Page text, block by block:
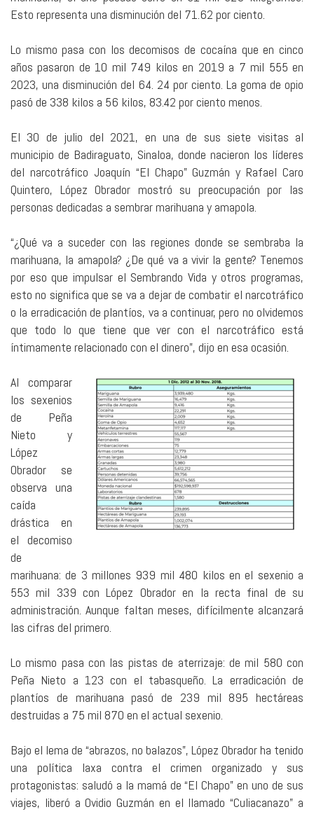
Esto representa una disminución del 71.62 por ciento.
Lo mismo pasa con los decomisos de cocaína que en cinco
años pasaron de 10 mil 749 kilos en 2019 a 7 mil 555 en
2023, una disminución del 64. 24 por ciento. La goma de opio
pasó de 338 kilos a 56 kilos, 83.42 por ciento menos.
El 30 de julio del 2021, en una de sus siete visitas al
municipio de Badiraguato, Sinaloa, donde nacieron los líderes
del narcotráfico Joaquín “El Chapo” Guzmán y Rafael Caro
Quintero, López Obrador mostró su preocupación por las
personas dedicadas a sembrar marihuana y amapola.
“¿Qué va a suceder con las regiones donde se sembraba la
marihuana, la amapola? ¿De qué va a vivir la gente? Tenemos
por eso que impulsar el Sembrando Vida y otros programas,
esto no significa que se va a dejar de combatir el narcotráfico
o la erradicación de plantíos, va a continuar, pero no olvidemos
que todo lo que tiene que ver con el narcotráfico está
íntimamente relacionado con el dinero”, dijo en esa ocasión.
Al comparar
los sexenios
de Peña
Nieto y
López
Obrador se
observa una
caída
drástica en
el decomiso
de
marihuana: de 3 millones 939 mil 480 kilos en el sexenio a
553 mil 339 con López Obrador en la recta final de su
administración. Aunque faltan meses, difícilmente alcanzará
las cifras del primero.
Lo mismo pasa con las pistas de aterrizaje: de mil 580 con
Peña Nieto a 123 con el tabasqueño. La erradicación de
plantíos de marihuana pasó de 239 mil 895 hectáreas
destruidas a 75 mil 870 en el actual sexenio.
Bajo el lema de “abrazos, no balazos”, López Obrador ha tenido
una política laxa contra el crimen organizado y sus
protagonistas: saludó a la mamá de “El Chapo” en uno de sus
viajes, liberó a Ovidio Guzmán en el llamado “Culiacanazo” a